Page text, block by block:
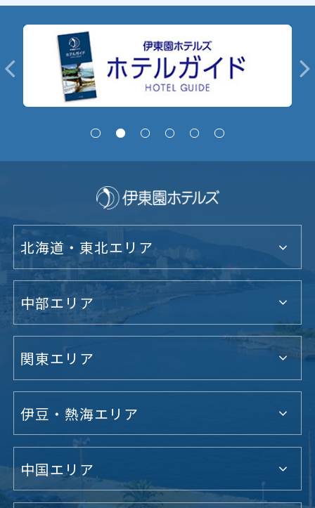
北海道・東北エリア
中部エリア
関東エリア
伊豆・熱海エリア
中国エリア